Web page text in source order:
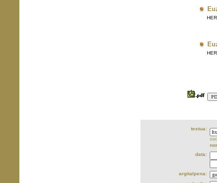
testua:
data:
argitalpena: